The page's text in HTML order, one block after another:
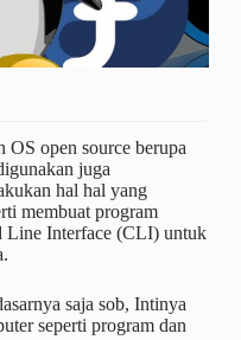
OS open source berupa
juga
hal hal yang
membuat program
Line Interface (CLI) untuk
saja sob, Intinya
seperti program dan